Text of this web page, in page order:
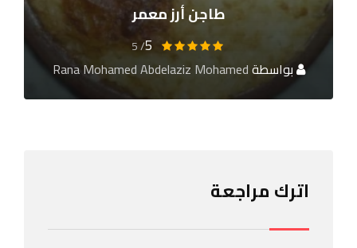
طاجن أرز معمر
5
/ 5
بواسطةRana Mohamed Abdelaziz Mohamed
اترك مراجعة